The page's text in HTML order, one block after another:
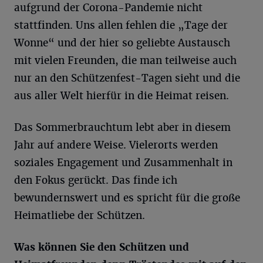
aufgrund der Corona-Pandemie nicht
stattfinden. Uns allen fehlen die „Tage der
Wonne“ und der hier so geliebte Austausch
mit vielen Freunden, die man teilweise auch
nur an den Schützenfest-Tagen sieht und die
aus aller Welt hierfür in die Heimat reisen.
Das Sommerbrauchtum lebt aber in diesem
Jahr auf andere Weise. Vielerorts werden
soziales Engagement und Zusammenhalt in
den Fokus gerückt. Das finde ich
bewundernswert und es spricht für die große
Heimatliebe der Schützen.
Was können Sie den Schützen und